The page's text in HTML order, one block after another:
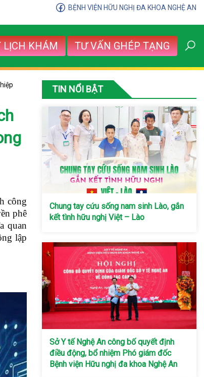
BỆNH VIỆN HỮU NGHỊ ĐA KHOA NGHỆ AN
LỊCH KHÁM TƯ VẤN GHÉP TẠNG
công
phê
quan
lập
TIN NỔI BẬT
Chung tay cứu sống nam sinh Lào, gắn
kết tình hữu nghị Việt – Lào
Sở Y tế Nghệ An công bố quyết định
điều động, bổ nhiệm Phó giám đốc
Bệnh viện Hữu nghị đa khoa Nghệ An